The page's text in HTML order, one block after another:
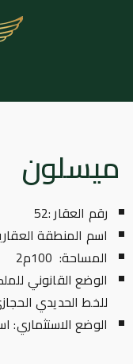
ميسلون
رقم العقار :52
اسم المنطقة
المساحة: 100م2
الوضع القانوني
للخط الحديدي
الوضع الاستثماري: